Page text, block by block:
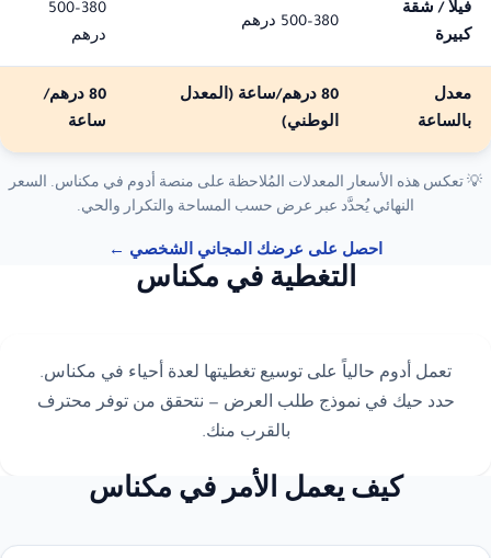
فيلا / شقة
كبيرة
380–500 درهم
380–500
درهم
معدل
بالساعة
80 درهم/ساعة
(المعدل
الوطني)
80 درهم/
ساعة
💡 تعكس هذه الأسعار المعدلات المُلاحظة على منصة أدوم في مكناس. السعر
النهائي يُحدَّد عبر عرض حسب المساحة والتكرار والحي.
احصل على عرضك المجاني الشخصي ←
التغطية في مكناس
تعمل أدوم حالياً على توسيع تغطيتها لعدة أحياء في مكناس.
حدد حيك في نموذج طلب العرض — نتحقق من توفر محترف
بالقرب منك.
كيف يعمل الأمر في مكناس